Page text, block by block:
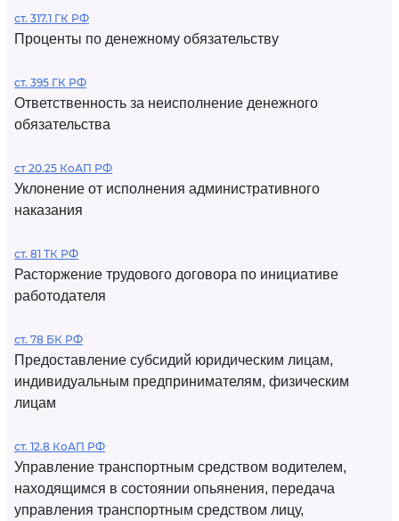
ст. 317.1 ГК РФ
Проценты по денежному обязательству
ст. 395 ГК РФ
Ответственность за неисполнение денежного
обязательства
ст 20.25 КоАП РФ
Уклонение от исполнения административного
наказания
ст. 81 ТК РФ
Расторжение трудового договора по инициативе
работодателя
ст. 78 БК РФ
Предоставление субсидий юридическим лицам,
индивидуальным предпринимателям, физическим
лицам
ст. 12.8 КоАП РФ
Управление транспортным средством водителем,
находящимся в состоянии опьянения, передача
управления транспортным средством лицу,